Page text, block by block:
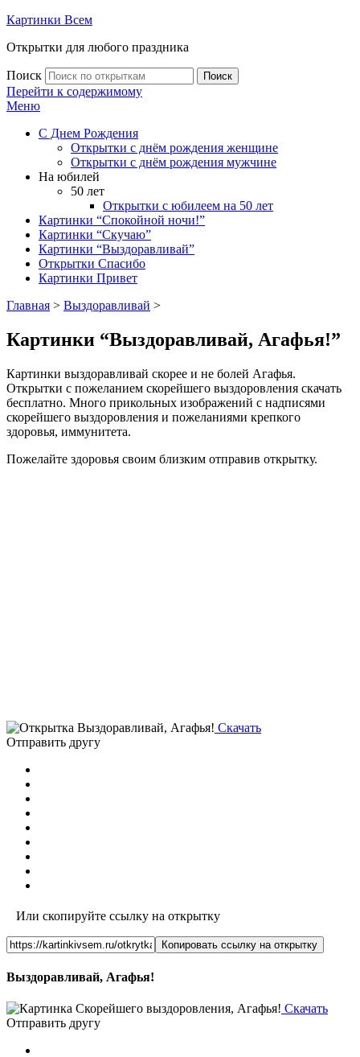
Картинки Всем
Открытки для любого праздника
Поиск Поиск
Перейти к содержимому
Меню
С Днем Рождения
Открытки с днём рождения женщине
Открытки с днём рождения мужчине
На юбилей
50 лет
Открытки с юбилеем на 50 лет
Картинки “Спокойной ночи!”
Картинки “Скучаю”
Картинки “Выздоравливай”
Открытки Спасибо
Картинки Привет
Главная > Выздоравливай >
Картинки “Выздоравливай, Агафья!”
Картинки выздоравливай скорее и не болей Агафья.
Открытки с пожеланием скорейшего выздоровления скачать
бесплатно. Много прикольных изображений с надписями
скорейшего выздоровления и пожеланиями крепкого
здоровья, иммунитета.
Пожелайте здоровья своим близким отправив открытку.
Скачать
Отправить другу
Или скопируйте ссылку на открытку
Копировать ссылку на открытку
Выздоравливай, Агафья!
Скачать
Отправить другу